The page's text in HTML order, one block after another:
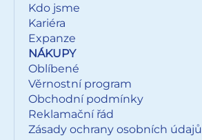
Kdo jsme
Kariéra
Expanze
NÁKUPY
Oblíbené
Věrnostní program
Obchodní podmínky
Reklamační řád
Zásady ochrany osobních údajů